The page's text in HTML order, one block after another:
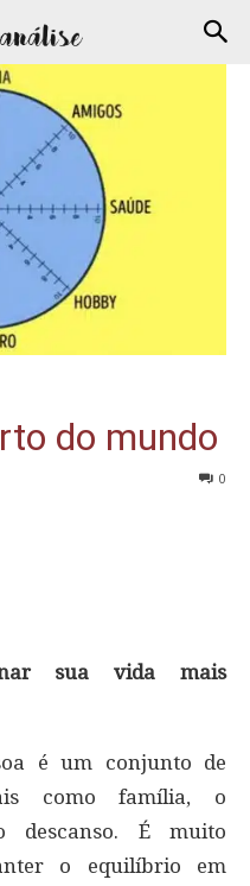
do mundo
0
sua vida mais
é um conjunto de
como família, o
É muito
o equilíbrio em